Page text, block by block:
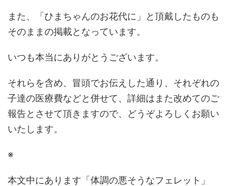
また、「ひまちゃんのお花代に」と頂戴したものも
そのままの掲載となっています。
いつも本当にありがとうございます。
それらを含め、冒頭でお伝えした通り、それぞれの
子達の医療費などと併せて、詳細はまた改めてのご
報告とさせて頂きますので、どうぞよろしくお願い
いたします。
※
本文中にあります「体調の悪そうなフェレット」